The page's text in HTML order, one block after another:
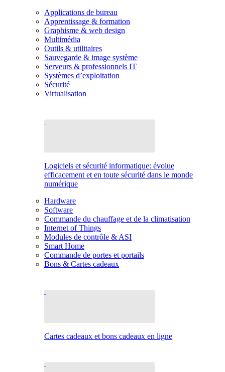
Applications de bureau
Apprentissage & formation
Graphisme & web design
Multimédia
Outils & utilitaires
Sauvegarde & image système
Serveurs & professionnels IT
Systèmes d’exploitation
Sécurité
Virtualisation
Logiciels et sécurité informatique: évolue
efficacement et en toute sécurité dans le monde
numérique
Hardware
Software
Commande du chauffage et de la climatisation
Internet of Things
Modules de contrôle & ASI
Smart Home
Commande de portes et portails
Bons & Cartes cadeaux
Cartes cadeaux et bons cadeaux en ligne